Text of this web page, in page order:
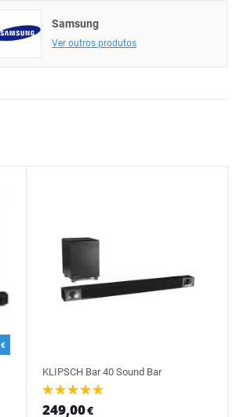
Samsung
Ver outros produtos
€
KLIPSCH Bar 40 Sound Bar
249,00€